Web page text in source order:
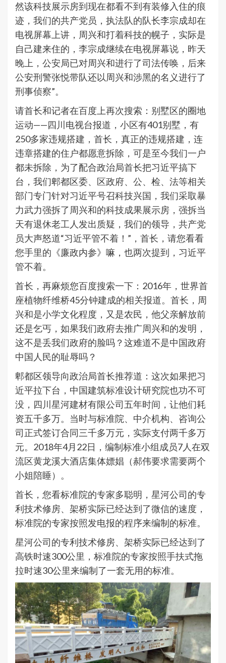
然该科技展示房到现在都看不到有装修入住的痕
迹，我们的共产党员，执法队的队长李宗成却在
电视屏幕上讲，周兴和打着科技的幌子，实际是
自己建来住的，李宗成继续在电视屏幕说，昨天
晚上，公安局已对周兴和进行了司法传唤，后来
公安刑警张悦带队还以周兴和涉黑的名义进行了
刑事侦察”。
请首长和记者在百度上再次搜索：别墅区的圈地
运动——四川电视台报道，小区有401别墅，有
250多家违规搭建，首长，真正的违规搭建，连
违章搭建的住户都愿意拆除，可是至今我们一户
都未拆除，为了配合政治局首长把习近平搞下
台，我们郫都区委、区政府、公、检、法等相关
部门专门针对习近平号召科技兴国，我们采取暴
力武力强拆了周兴和的科技成果展示房，强拆当
天有退休老工人发出质疑，我们的领导，共产党
员大声怒道“习近平管不着！”，首长，请您看看
您手里的《廉政内参》嘛，也两次提到，习近平
管不着。
首长，再麻烦您百度搜索一下：2016年，世界首
座植物纤维桥45分钟建成的相关报道。首长，周
兴和是小学文化程度，又是农民，他父亲解放前
还是乞丐，如果我们政府去推广周兴和的发明，
这不是丢我们政府的脸吗？这难道不是中国政府
中国人民的耻辱吗？
郫都区领导向政治局首长推荐道：这次如果把习
近平拉下台，中国建筑标准设计研究院也功不可
没，四川星河建材有限公司五年时间，让他们耗
资五千多万。当时与标准院、中介机构、咨询公
司正式签订合同三千多万元，实际支付两千多万
元。2018年4月22日，编制标准小组成员7人在双
流区黄龙溪大酒店集体嫖娼（郝伟要求需要两个
小姐陪睡）。
首长，您看标准院的专家多聪明，星河公司的专
利技术修房、架桥实际已经达到了微信的速度，
标准院的专家按照发电报的程序来编制的标准。
星河公司的专利技术修房、架桥实际已经达到了
高铁时速300公里，标准院的专家按照手扶式拖
拉时速30公里来编制了一套无用的标准。